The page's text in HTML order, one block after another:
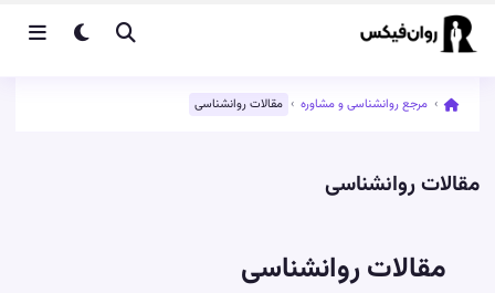
› مرجع روانشناسی و مشاوره › مقالات روانشناسی
مقالات روانشناسی
مقالات روانشناسی